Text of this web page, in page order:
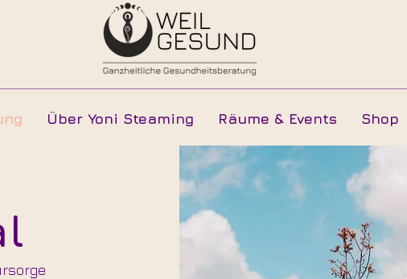
Über Yoni Steaming Räume & Events Shop